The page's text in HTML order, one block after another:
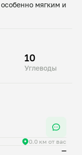
мягким и
10
Углеводы
0.0 км от вас
—